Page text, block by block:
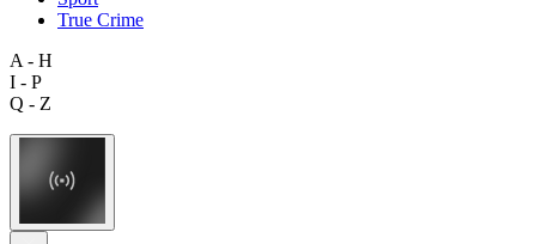
True Crime
A - H
I - P
Q - Z